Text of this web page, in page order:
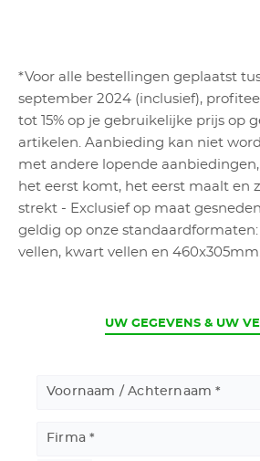
*Voor alle bestellingen geplaatst
september 2024 (inclusief),
tot 15% op je gebruikelijke prijs op
artikelen. Aanbieding kan niet
met andere lopende
het eerst komt, het eerst maalt en
strekt - Exclusief op maat
geldig op onze standaardformaten:
vellen, kwart vellen en
CURRENT
UW GEGEVENS & UW
Voornaam / Achternaam
Firma